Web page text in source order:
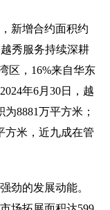
新增合约面积约
秀服务持续深耕
区，16%来自华东
年6月30日，越
8881万平方米；
方米，近九成在管
劲的发展动能。